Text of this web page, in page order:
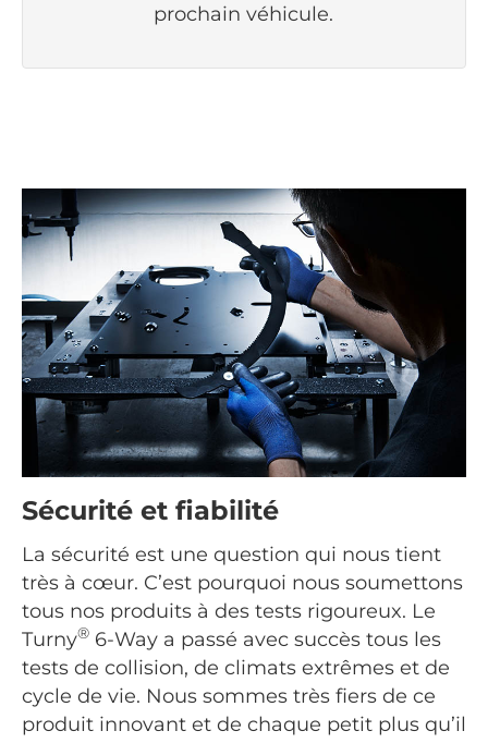
prochain véhicule.
Sécurité et fiabilité
La sécurité est une question qui nous tient
très à cœur. C’est pourquoi nous soumettons
tous nos produits à des tests rigoureux. Le
Turny® 6-Way a passé avec succès tous les
tests de collision, de climats extrêmes et de
cycle de vie. Nous sommes très fiers de ce
produit innovant et de chaque petit plus qu’il